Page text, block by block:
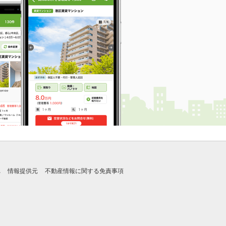
情報提供元 不動産情報に関する免責事項